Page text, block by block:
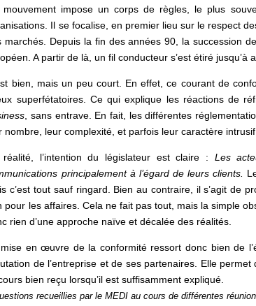
mouvement impose un corps de règles, le plus
Il se focalise, en premier lieu sur le respect
marchés. Depuis la fin des années 90, la succession
A partir de là, un fil conducteur s’est étiré
bien, mais un peu court. En effet, ce courant de
superfétatoires. Ce qui explique les réactions de
, sans entrave. En fait, les différentes
nombre, leur complexité, et parfois leur caractère
réalité, l’intention du législateur est claire : Les
principalement à l’égard de leurs clients.
c’est tout sauf ringard. Bien au contraire, il s’agit de
pour les affaires. Cela ne fait pas tout, mais la simple
rien d’une approche naïve et décalée des réalités.
en œuvre de la conformité ressort donc bien de
de l’entreprise et de ses partenaires. Elle
bien reçu lorsqu’il est suffisamment expliqué.
recueillies par le MEDI au cours de différentes